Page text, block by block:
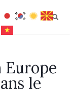
Europe
le